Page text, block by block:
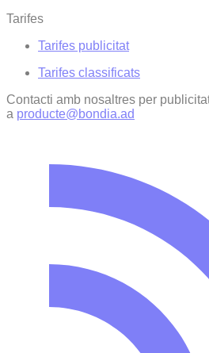
Tarifes
Tarifes publicitat
Tarifes classificats
Contacti amb nosaltres per
a producte@bondia.ad